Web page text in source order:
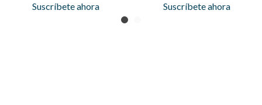
Suscríbete ahora Suscríbete ahora